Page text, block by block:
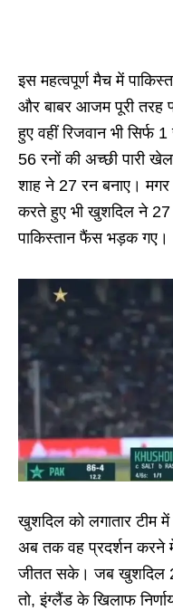
इस महत्वपूर्ण मैच में
और बाबर आजम पूरी तरह
हुए वहीं रिजवान भी सिर्फ
56 रनों की अच्छी पारी
शाह ने 27 रन बनाए।
करते हुए भी खुशदिल ने
पाकिस्तान फैंस भड़क गए।
खुशदिल को लगातार टीम
अब तक वह प्रदर्शन करने
जीतत सके। जब खुशदिल
तो, इंग्लैंड के खिलाफ